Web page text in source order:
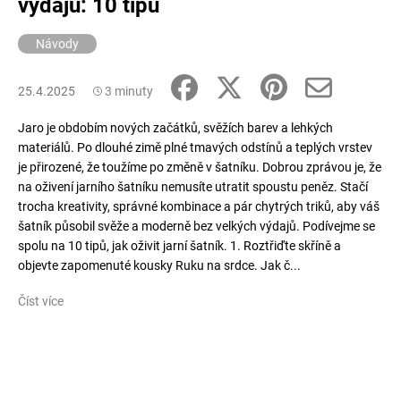
výdajů: 10 tipů
Návody
25.4.2025 3 minuty
Jaro je obdobím nových začátků, svěžích barev a lehkých
materiálů. Po dlouhé zimě plné tmavých odstínů a teplých vrstev
je přirozené, že toužíme po změně v šatníku. Dobrou zprávou je, že
na oživení jarního šatníku nemusíte utratit spoustu peněz. Stačí
trocha kreativity, správné kombinace a pár chytrých triků, aby váš
šatník působil svěže a moderně bez velkých výdajů. Podívejme se
spolu na 10 tipů, jak oživit jarní šatník. 1. Roztřiďte skříně a
objevte zapomenuté kousky Ruku na srdce. Jak č...
Číst více